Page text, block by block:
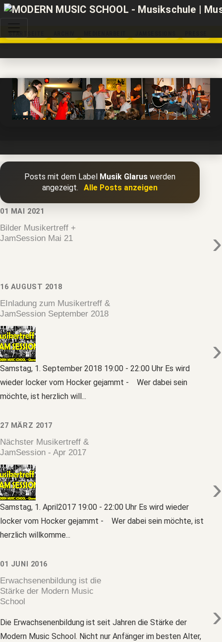
STARTSEITE
Posts mit dem Label Musik Glarus werden
angezeigt.
Alle Posts anzeigen
01 MAI 2021
Bilder Musikertreff +
JamSession Mai 21
›
16 AUGUST 2018
EInladung zum Musikertreff &
JamSession September 2018
›
Samstag, 1. September 2018 19:00 - 22:00 Uhr Es wird
wieder locker vom Hocker gejammt - Wer dabei sein
möchte, ist herzlich will...
27 MÄRZ 2017
Nächster Musikertreff &
JamSession - Apr 2017
›
Samstag, 1. April2017 19:00 - 22:00 Uhr Es wird wieder
locker vom Hocker gejammt - Wer dabei sein möchte, ist
herzlich willkomme...
01 JUNI 2016
Erwachsenenbildung ist die
Stärke der Modern Music
School
›
Die Erwachsenenbildung ist seit Jahren die Stärke der
Modern Music School. Nicht nur Anfänger im besten Alter,